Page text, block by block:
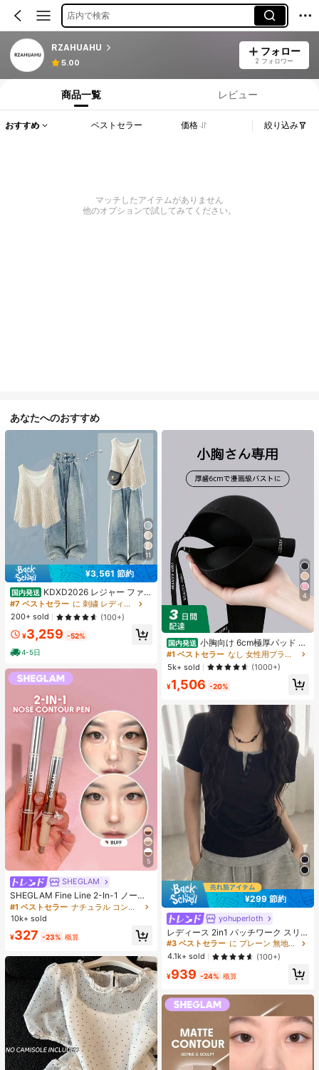
店内で検索
RZAHUAHU
5.00
フォロー
2 フォロワー
商品一覧 レビュー
おすすめ ベストセラー 価格 絞り込み
マッチしたアイテムがありません
他のオプションで試してみてください。
あなたへのおすすめ
11
¥3,561 節約
国内発送 KDXD2026 レジャー ファッ
ション ロングサイズ 夏服 女性 ワイ
ルドスタイル ボア付きトップス ワイ
ルドスタイル ロングスカート 3点セ
ット UVカット 軽量 通気性 袖付き
ヒップカバー効果 通気性抜群 サイズ
豊富
#7 ベストセラー
に 刺繍 レディースコーデ
200+ sold
(100+)
¥3,259 -52%
4-5日
5
SHEGLAM
SHEGLAM Fine Line 2-In-1 ノーズ
コンター&ハイライトペン-Buff ノー
ズシャドウ シェーディング 女性と女
コスメメイクアップ
#1 ベストセラー
ナチュラル コントゥア＆ブロンザー
10k+ sold
¥327 -23% 概算
4
国内発送 小胸向け 6cm極厚パッド 盛
りブラ ノンワイヤー 谷間メイク シ
ームレス ボリュームアップ 美胸フィ
ット ブラジャー
#1 ベストセラー
なし 女性用ブラジャーとブラレット
5k+ sold
(1000+)
¥1,506 -20%
¥299 節約
yohuperloth
レディース 2in1 パッチワーク スリ
ムフィット 多用途 カジュアル 半袖T
シャツ ブラック 夏用
#3 ベストセラー
売り切れ間近！
#3 ベストセラー
に プレーン 無地のカジュアルTシャツ
売り切れ間近！
#3 ベストセラー
に プレーン 無地のカジュアルTシャツ
売り切れ間近！
#3 ベストセラー
に プレーン 無地のカジュアルTシャツ
売り切れ間近！
4.1k+ sold (100+)
¥939 -24% 概算